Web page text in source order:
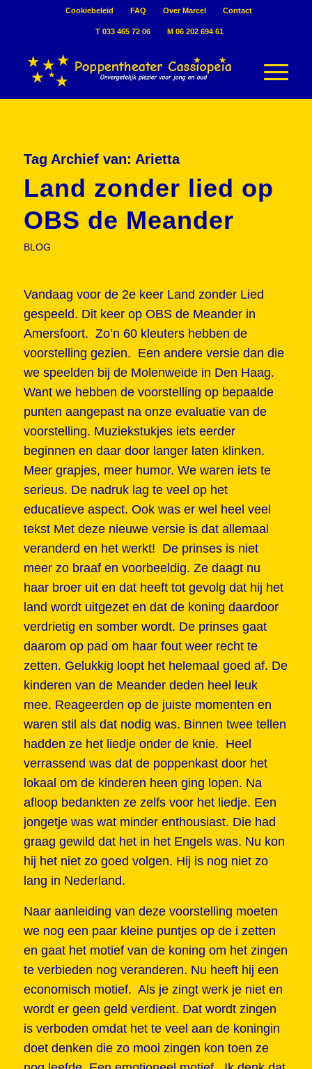
Cookiebeleid FAQ Over Marcel Contact
T 033 465 72 06 M 06 202 694 61
Tag Archief van: Arietta
Land zonder lied op
OBS de Meander
BLOG
Vandaag voor de 2e keer Land zonder Lied
gespeeld. Dit keer op OBS de Meander in
Amersfoort. Zo’n 60 kleuters hebben de
voorstelling gezien. Een andere versie dan die
we speelden bij de Molenweide in Den Haag.
Want we hebben de voorstelling op bepaalde
punten aangepast na onze evaluatie van de
voorstelling. Muziekstukjes iets eerder
beginnen en daar door langer laten klinken.
Meer grapjes, meer humor. We waren iets te
serieus. De nadruk lag te veel op het
educatieve aspect. Ook was er wel heel veel
tekst Met deze nieuwe versie is dat allemaal
veranderd en het werkt! De prinses is niet
meer zo braaf en voorbeeldig. Ze daagt nu
haar broer uit en dat heeft tot gevolg dat hij het
land wordt uitgezet en dat de koning daardoor
verdrietig en somber wordt. De prinses gaat
daarom op pad om haar fout weer recht te
zetten. Gelukkig loopt het helemaal goed af. De
kinderen van de Meander deden heel leuk
mee. Reageerden op de juiste momenten en
waren stil als dat nodig was. Binnen twee tellen
hadden ze het liedje onder de knie. Heel
verrassend was dat de poppenkast door het
lokaal om de kinderen heen ging lopen. Na
afloop bedankten ze zelfs voor het liedje. Een
jongetje was wat minder enthousiast. Die had
graag gewild dat het in het Engels was. Nu kon
hij het niet zo goed volgen. Hij is nog niet zo
lang in Nederland.
Naar aanleiding van deze voorstelling moeten
we nog een paar kleine puntjes op de i zetten
en gaat het motief van de koning om het zingen
te verbieden nog veranderen. Nu heeft hij een
economisch motief. Als je zingt werk je niet en
wordt er geen geld verdient. Dat wordt zingen
is verboden omdat het te veel aan de koningin
doet denken die zo mooi zingen kon toen ze